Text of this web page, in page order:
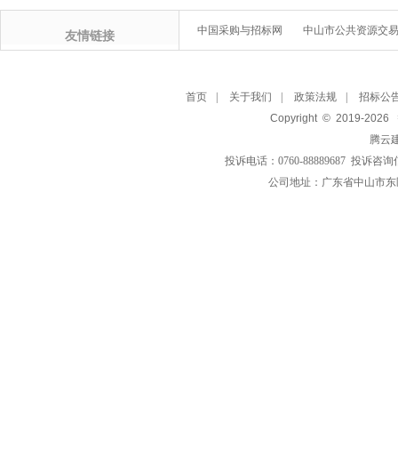
友情链接 中国采购与招标网 中山市公共资源交
首页 关于我们 政策法规
招标公
Copyright © 2019-2026
腾云
投诉电话：0760-88889687 投诉咨
公司地址：广东省中山市